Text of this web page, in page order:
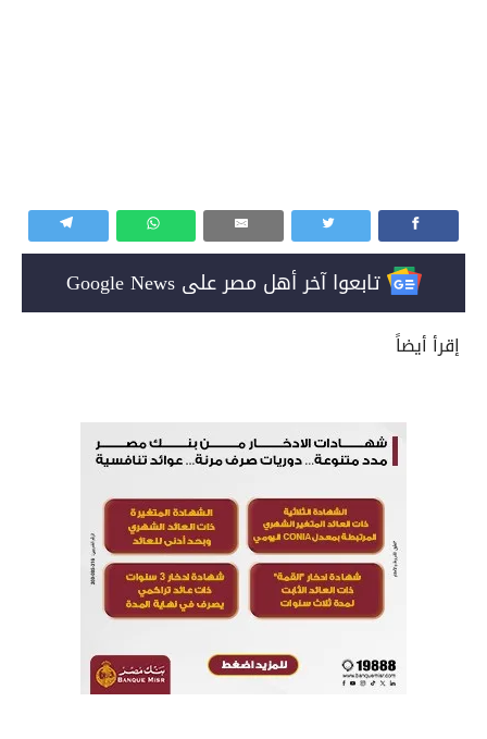
تابعوا آخر أهل مصر على Google News
إقرأ أيضاً